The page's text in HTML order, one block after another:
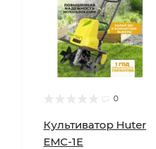
0
Культиватор Huter
ЕМС-1E